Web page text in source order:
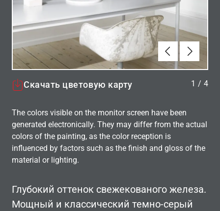
АлдыңғыВперёд
Скачать цветовую карту 1 / 4
The colors visible on the monitor screen have been
generated electronically. They may differ from the actual
colors of the painting, as the color reception is
influenced by factors such as the finish and gloss of the
material or lighting.
Глубокий оттенок свежекованого железа.
Мощный и классический темно-серый